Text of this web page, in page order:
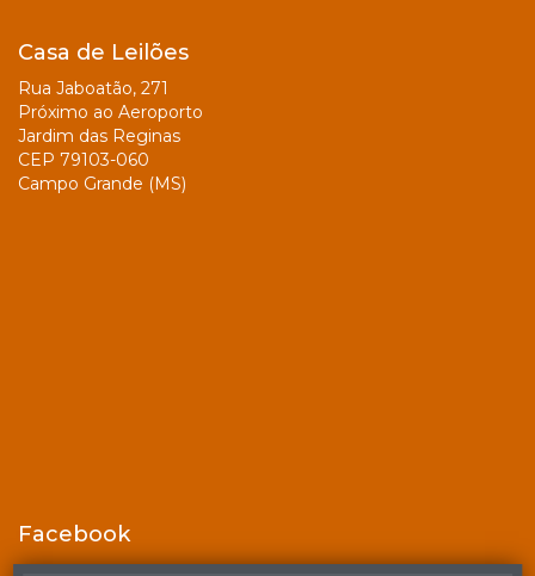
Casa de Leilões
Rua Jaboatão, 271
Próximo ao Aeroporto
Jardim das Reginas
CEP 79103-060
Campo Grande (MS)
Facebook